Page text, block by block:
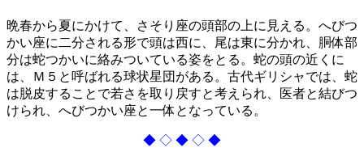
晩春から夏にかけて、さそり座の頭部の上に見える。へびつ
かい座に二分される形で頭は西に、尾は東に分かれ、胴体部
分は蛇つかいに絡みついている姿をとる。蛇の頭の近くに
は、Ｍ５と呼ばれる球状星団がある。古代ギリシャでは、蛇
は脱皮することで若さを取り戻すと考えられ、医者と結びつ
けられ、へびつかい座と一体となっている。
◆ ◇ ◆ ◇ ◆